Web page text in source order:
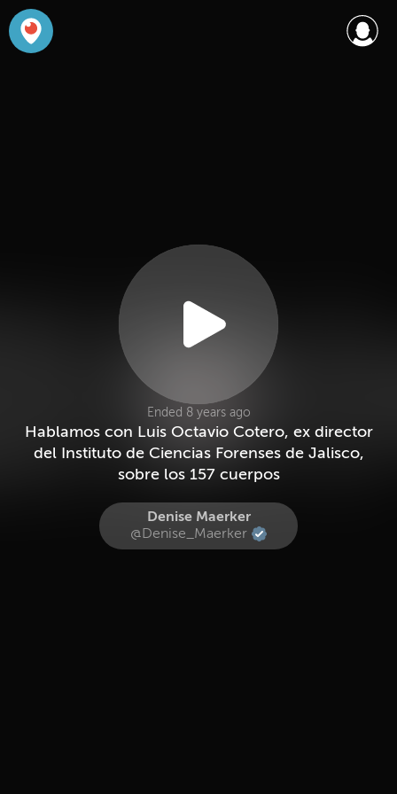
Ended 8 years ago
Hablamos con Luis Octavio Cotero, ex director
del Instituto de Ciencias Forenses de Jalisco,
sobre los 157 cuerpos
Denise Maerker
@Denise_Maerker